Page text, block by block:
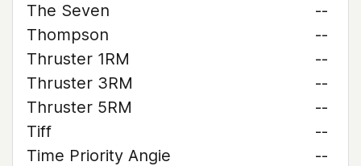
The Seven
--
Thompson
--
Thruster 1RM
--
Thruster 3RM
--
Thruster 5RM
--
Tiff
--
Time Priority Angie
--